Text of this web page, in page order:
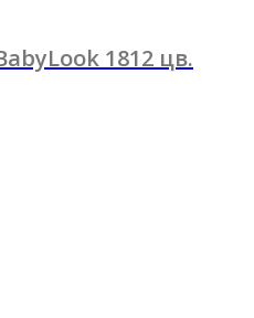
1812 цв.